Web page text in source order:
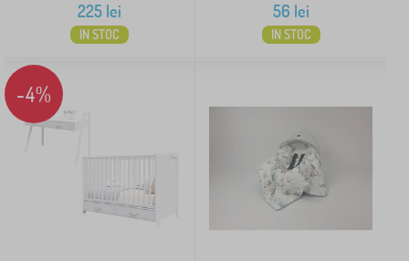
225 lei
IN STOC
56 lei
IN STOC
-4%